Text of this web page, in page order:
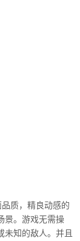
质，精良动感的
景。游戏无需操
知的敌人。并且